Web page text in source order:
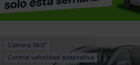
Cámara 360°
Control velocidad adaptativa